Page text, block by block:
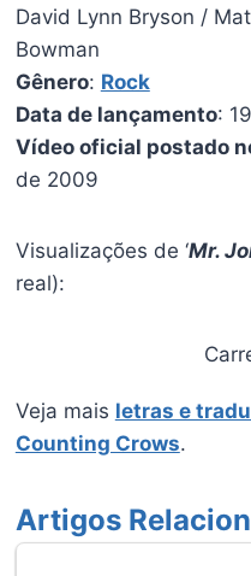
David Lynn Bryson /
Bowman
Gênero: Rock
Data de lançamento:
Vídeo oficial postado
de 2009
Visualizações de ‘Mr.
real):
Veja mais letras e
Counting Crows.
Artigos